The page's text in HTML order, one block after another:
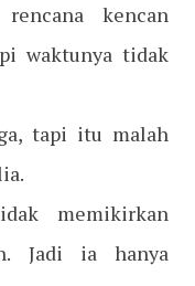
kencan
waktunya tidak
tapi itu malah
memikirkan
Jadi ia hanya